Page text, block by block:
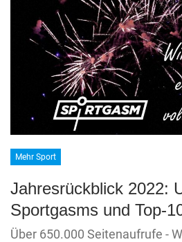
Mehr Sport
Jahresrückblick 2022:
Sportgasms und Top-
Über 650.000 Seitenaufrufe -